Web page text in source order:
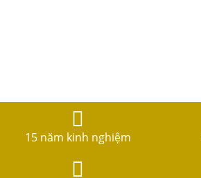
15 năm kinh nghiệm